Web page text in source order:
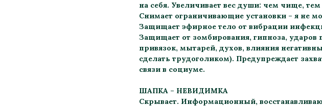
на себя. Увеличивает вес души: чем чище,
Снимает ограничивающие установки – я не
Защищает эфирное тело от вибрации
Защищает от зомбирования, гипноза, ударов
привязок, мытарей, духов, влияния
сделать трудоголиком). Предупреждает
связи в социуме.
ШАПКА – НЕВИДИМКА
Скрывает. Информационный,